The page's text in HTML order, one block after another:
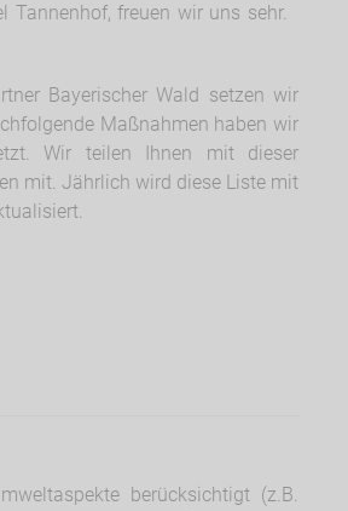
freuen wir uns sehr.
Bayerischer Wald setzen wir
Maßnahmen haben wir
Wir teilen Ihnen mit dieser
mit. Jährlich wird diese Liste mit
berücksichtigt (z.B.